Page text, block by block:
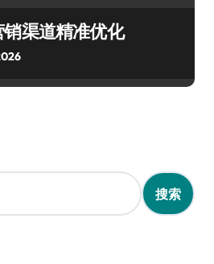
渠道精准优化